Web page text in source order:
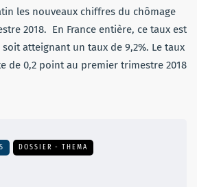
les nouveaux chiffres du chômage
2018. En France entière, ce taux est
atteignant un taux de 9,2%. Le taux
de 0,2 point au premier trimestre 2018
DOSSIER - THEMA